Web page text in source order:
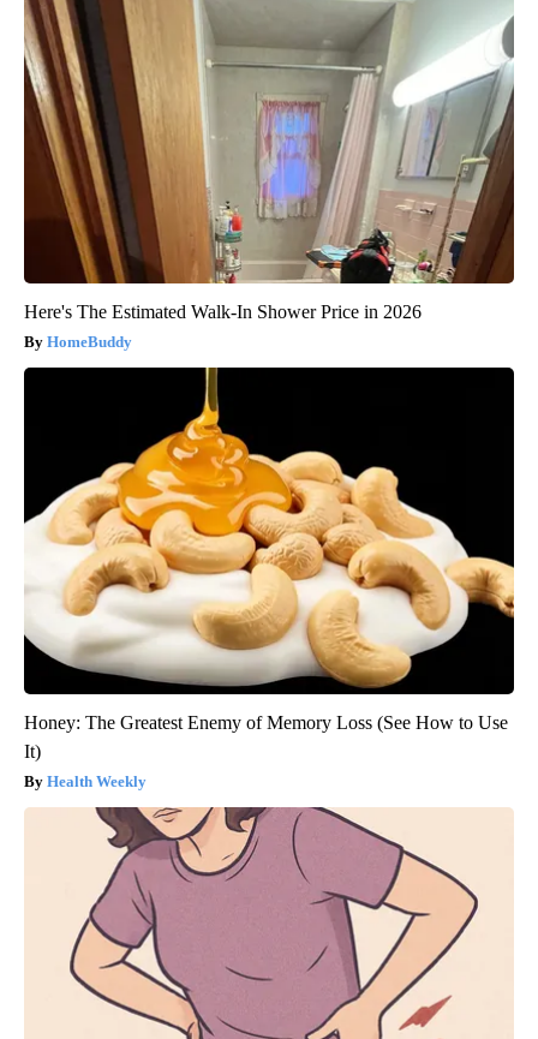
Here's The Estimated Walk-In Shower Price in 2026
HomeBuddy
Honey: The Greatest Enemy of Memory Loss (See How to Use
It)
Health Weekly